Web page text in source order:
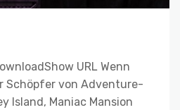
URL Wenn
Schöpfer von Adventure-
Island, Maniac Mansion